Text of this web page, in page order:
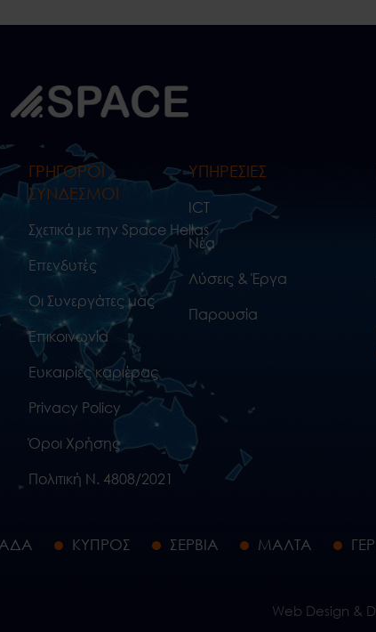
ΓΡΗΓΟΡΟΙ
ΣΥΝΔΕΣΜΟΙ
Σχετικά με την Space Hellas
Επενδυτές
Οι Συνεργάτες μας
Επικοινωνία
Ευκαιρίες καριέρας
Privacy Policy
Όροι Χρήσης
Πολιτική Ν. 4808/2021
ΥΠΗΡΕΣΙΕΣ
ICT
Νέα
Λύσεις & Έργα
Παρουσία
ΚΥΠΡΟΣ ΣΕΡΒΙΑ ΜΑΛΤΑ
Web Design &